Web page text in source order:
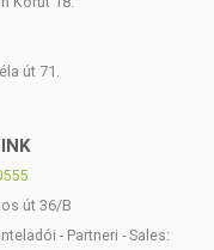
út 71.
út 36/B
- Partneri - Sales: